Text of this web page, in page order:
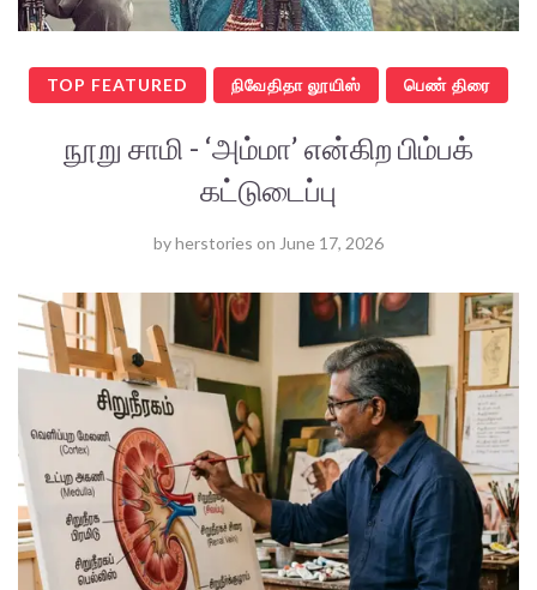
TOP FEATURED நிவேதிதா லூயிஸ் பெண் திரை
நூறு சாமி - ‘அம்மா’ என்கிற பிம்பக்
கட்டுடைப்பு
byherstories on June 17, 2026